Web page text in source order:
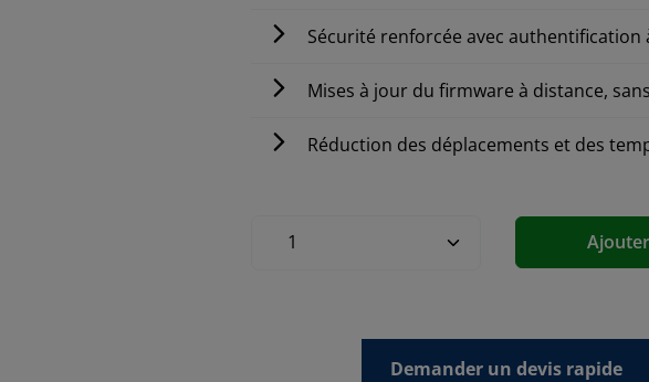
Sécurité renforcée avec authentification
Mises à jour du firmware à distance,
Réduction des déplacements et des
Demander un devis rapide